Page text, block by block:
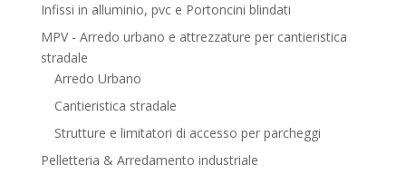
Infissi in alluminio, pvc e Portoncini blindati
MPV - Arredo urbano e attrezzature per cantieristica
stradale
Arredo Urbano
Cantieristica stradale
Strutture e limitatori di accesso per parcheggi
Pelletteria & Arredamento industriale